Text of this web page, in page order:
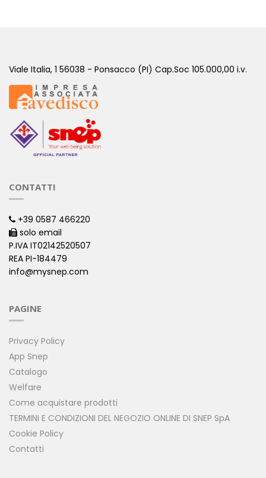
Viale Italia, 1 56038 - Ponsacco (PI) Cap.Soc 105.000,00 i.v.
CONTATTI
+39 0587 466220
solo email
P.IVA IT02142520507
REA PI-184479
info@mysnep.com
PAGINE
Privacy Policy
App Snep
Catalogo
Welfare
Come acquistare prodotti
TERMINI E CONDIZIONI DEL NEGOZIO ONLINE DI SNEP SpA
Cookie Policy
Contatti